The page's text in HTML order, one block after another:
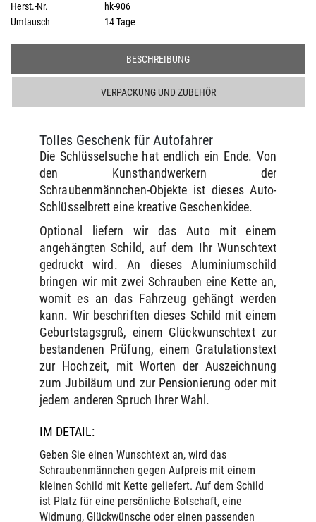
Herst.-Nr.
hk-906
Umtausch
14 Tage
BESCHREIBUNG
VERPACKUNG UND ZUBEHÖR
Tolles Geschenk für Autofahrer
Die Schlüsselsuche hat endlich ein Ende. Von
den Kunsthandwerkern der
Schraubenmännchen-Objekte ist dieses Auto-
Schlüsselbrett eine kreative Geschenkidee.
Optional liefern wir das Auto mit einem
angehängten Schild, auf dem Ihr Wunschtext
gedruckt wird. An dieses Aluminiumschild
bringen wir mit zwei Schrauben eine Kette an,
womit es an das Fahrzeug gehängt werden
kann. Wir beschriften dieses Schild mit einem
Geburtstagsgruß, einem Glückwunschtext zur
bestandenen Prüfung, einem Gratulationstext
zur Hochzeit, mit Worten der Auszeichnung
zum Jubiläum und zur Pensionierung oder mit
jedem anderen Spruch Ihrer Wahl.
IM DETAIL:
Geben Sie einen Wunschtext an, wird das
Schraubenmännchen gegen Aufpreis mit einem
kleinen Schild mit Kette geliefert. Auf dem Schild
ist Platz für eine persönliche Botschaft, eine
Widmung, Glückwünsche oder einen passenden